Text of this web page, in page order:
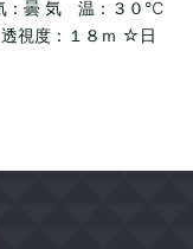
気 温：３０℃
視度：１８ｍ ☆日